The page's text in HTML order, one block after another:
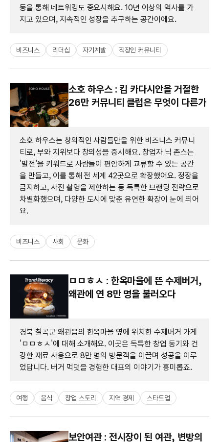
동을 통해 네트워킹도 중요시해요. 10년 이상의 역사를 가
지고 있으며, 지속적인 성장을 추구하는 공간이에요.
비즈니스 리더십 자기계발 직장인 커뮤니티
소호 하우스 : 킴 카다시안을 거절한
26만 커뮤니티 클럽은 무엇이 다른가
소호 하우스는 창의적인 사람들만을 위한 비즈니스 커뮤니
티로, 부와 지위보다 창의성을 중시해요. 창업자 닉 존스는
'발전'을 키워드로 사람들이 편안하게 교류할 수 있는 공간
을 만들고, 이를 통해 전 세계 42곳으로 확장했어요. 정장을
금지하고, 사진 촬영을 제한하는 등 독특한 브랜딩 전략으로
차별화했으며, 다양한 도시에 맞춘 유연한 확장이 눈에 띄어
요.
비즈니스 사회 문화
ㅁㅁㅎㅅ : 한옥마을에 뜬 수제버거,
왜관에 연 8만 명을 불러오다
경북 칠곡군 왜관읍의 한옥마을 옆에 위치한 수제버거 가게
'ㅁㅁㅎㅅ'에 대해 소개해요. 이곳은 독특한 창업 동기와 건
강한 재료 사용으로 8만 명의 방문객을 이끌며 성공을 이루
었답니다. 버거 먹덧을 경험한 대표의 이야기가 흥미롭죠.
여행 음식 창업 스토리 지역 경제 스타트업
보안여관 : 전시장이 된 여관, 변방의